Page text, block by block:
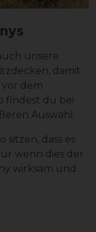
unsere
damit
vor dem
findest du bei
Auswahl.
sitzen, dass es
wenn dies der
wirksam und